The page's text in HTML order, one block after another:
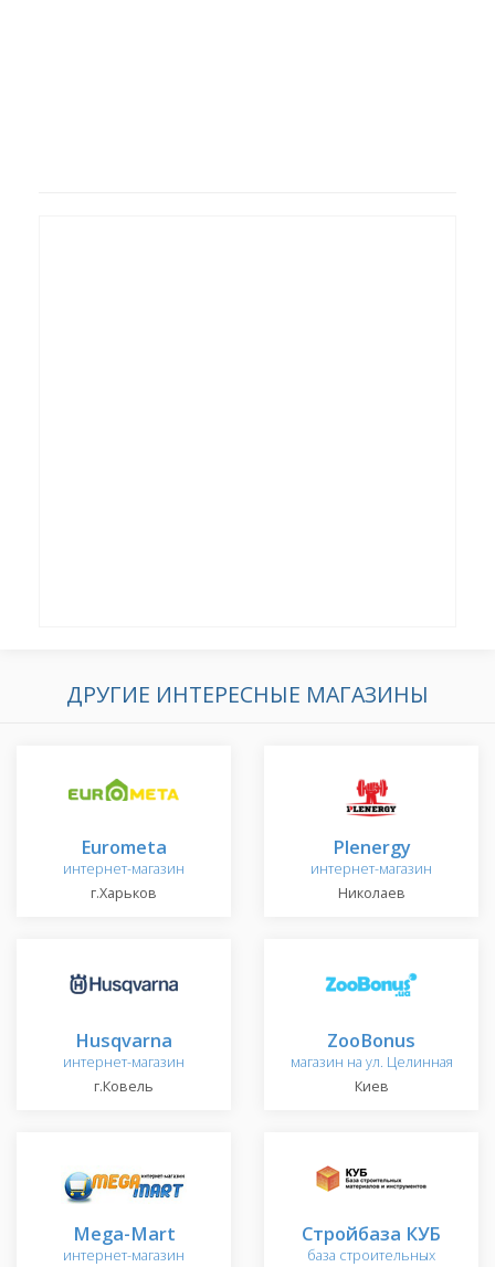
ДРУГИЕ ИНТЕРЕСНЫЕ МАГАЗИНЫ
Eurometa
интернет-магазин
г.Харьков
Plenergy
интернет-магазин
Николаев
Husqvarna
интернет-магазин
г.Ковель
ZooBonus
магазин на ул. Целинная
Киев
Mega-Mart
интернет-магазин
Стройбаза КУБ
база строительных